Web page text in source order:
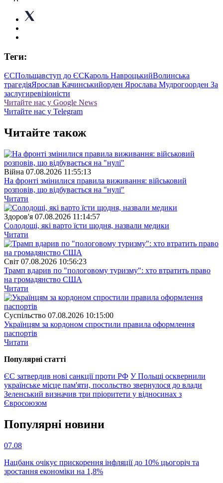
Теги:
ЄСПольщавступ до ЄСКароль НавроцькийВолинська
трагедіяЯрослав Качинськийорден Ярослава Мудрогоорден За
заслугиревізіоністи
Читайте нас у Google News
Читайте нас у Telegram
Читайте також
Війна 07.08.2026 11:55:13
На фронті змінилися правила виживання: військовий
розповів, що відбувається на "нулі"
Читати
Здоров'я 07.08.2026 11:14:57
Солодощі, які варто їсти щодня, назвали медики
Читати
Свiт 07.08.2026 10:56:23
Трамп вдарив по "пологовому туризму": хто втратить право
на громадянство США
Читати
Суспiльство 07.08.2026 10:15:00
Українцям за кордоном спростили правила оформлення
паспортів
Читати
Популярнi статтi
ЄС затвердив нові санкції проти РФ У Польщі осквернили
українське місце пам'яти, посольство звернулося до влади
Зеленський визначив три пріоритети у відносинах з
Євросоюзом
Популярнi новини
07.08
Нацбанк очікує прискорення інфляції до 10% цьогоріч та
зростання економіки на 1,8%